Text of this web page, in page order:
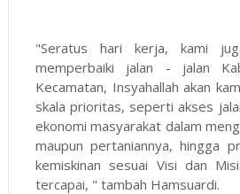
"Seratus hari kerja, kami
memperbaiki jalan - jalan
Kecamatan, Insyahallah akan
skala prioritas, seperti akses
ekonomi masyarakat dalam
maupun pertaniannya, hingga
kemiskinan sesuai Visi dan
tercapai, " tambah Hamsuardi.